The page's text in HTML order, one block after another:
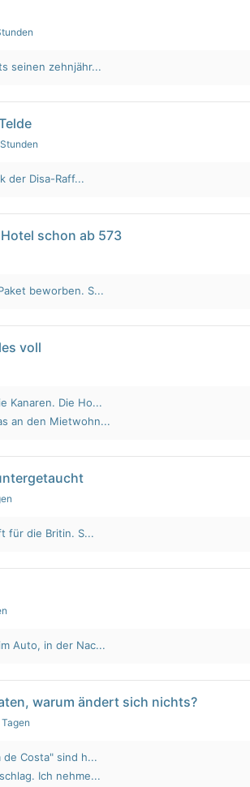
seinen zehnjähr...
der Disa-Raff...
schon ab 573
beworben. S...
voll
Kanaren. Die Ho...
an den Mietwohn...
für die Britin. S...
Auto, in der Nac...
warum ändert sich nichts?
de Costa" sind h...
Ich nehme...